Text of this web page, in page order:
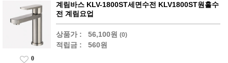
계림바스 KLV-1800ST세면수전 KLV1800ST원홀수
전 계림요업
상품가 : 56,100원 (0)
적립금 : 560원
0